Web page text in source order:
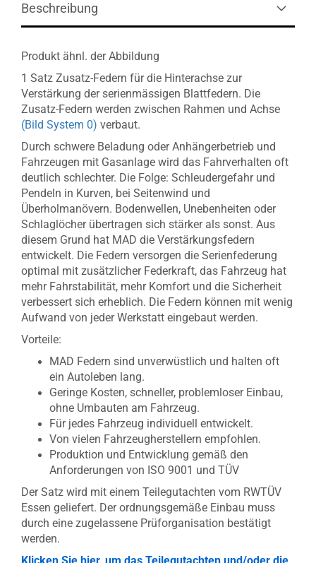
Beschreibung
Produkt ähnl. der Abbildung
1 Satz Zusatz-Federn für die Hinterachse zur
Verstärkung der serienmässigen Blattfedern. Die
Zusatz-Federn werden zwischen Rahmen und Achse
(Bild System 0) verbaut.
Durch schwere Beladung oder Anhängerbetrieb und
Fahrzeugen mit Gasanlage wird das Fahrverhalten oft
deutlich schlechter. Die Folge: Schleudergefahr und
Pendeln in Kurven, bei Seitenwind und
Überholmanövern. Bodenwellen, Unebenheiten oder
Schlaglöcher übertragen sich stärker als sonst. Aus
diesem Grund hat MAD die Verstärkungsfedern
entwickelt. Die Federn versorgen die Serienfederung
optimal mit zusätzlicher Federkraft, das Fahrzeug hat
mehr Fahrstabilität, mehr Komfort und die Sicherheit
verbessert sich erheblich. Die Federn können mit wenig
Aufwand von jeder Werkstatt eingebaut werden.
Vorteile:
MAD Federn sind unverwüstlich und halten oft
ein Autoleben lang.
Geringe Kosten, schneller, problemloser Einbau,
ohne Umbauten am Fahrzeug.
Für jedes Fahrzeug individuell entwickelt.
Von vielen Fahrzeugherstellern empfohlen.
Produktion und Entwicklung gemäß den
Anforderungen von ISO 9001 und TÜV
Der Satz wird mit einem Teilegutachten vom RWTÜV
Essen geliefert. Der ordnungsgemäße Einbau muss
durch eine zugelassene Prüforganisation bestätigt
werden.